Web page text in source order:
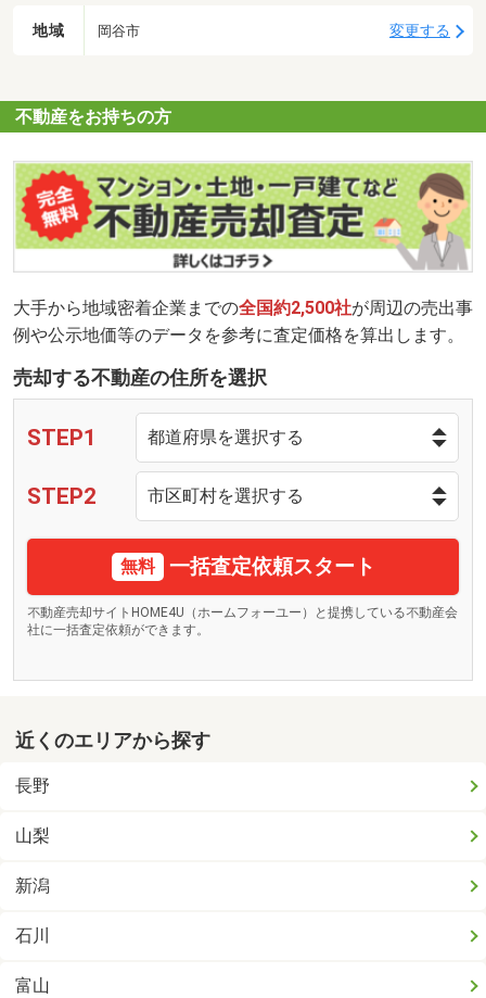
地域 岡谷市 変更する
不動産をお持ちの方
大手から地域密着企業までの全国約2,500社が周辺の売出事
例や公示地価等のデータを参考に査定価格を算出します。
売却する不動産の住所を選択
STEP1
STEP2
無料 一括査定依頼スタート
不動産売却サイトHOME4U（ホームフォーユー）と提携している不動産会
社に一括査定依頼ができます。
近くのエリアから探す
長野
山梨
新潟
石川
富山